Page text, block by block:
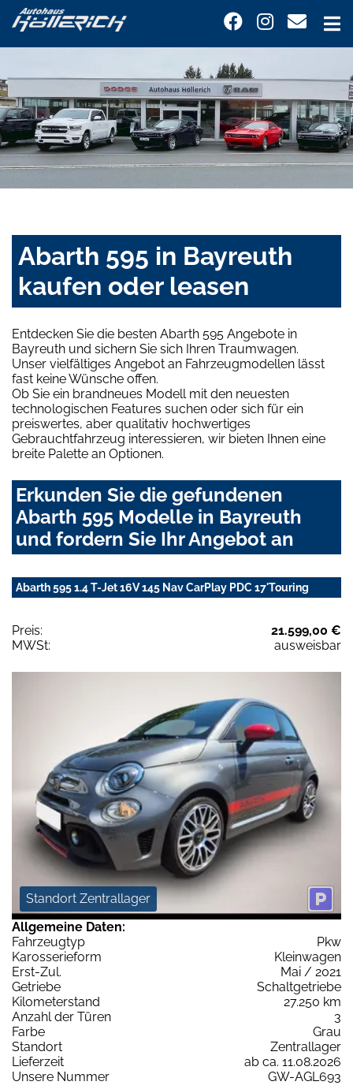
Abarth 595 in Bayreuth
kaufen oder leasen
Entdecken Sie die besten Abarth 595 Angebote in
Bayreuth und sichern Sie sich Ihren Traumwagen.
Unser vielfältiges Angebot an Fahrzeugmodellen lässt
fast keine Wünsche offen.
Ob Sie ein brandneues Modell mit den neuesten
technologischen Features suchen oder sich für ein
preiswertes, aber qualitativ hochwertiges
Gebrauchtfahrzeug interessieren, wir bieten Ihnen eine
breite Palette an Optionen.
Erkunden Sie die gefundenen
Abarth 595 Modelle in Bayreuth
und fordern Sie Ihr Angebot an
Abarth 595 1.4 T-Jet 16V 145 Nav CarPlay PDC 17'Touring
Preis:
21.599,00 €
MWSt:
ausweisbar
Standort Zentrallager
Allgemeine Daten:
Fahrzeugtyp
Pkw
Karosserieform
Kleinwagen
Erst-Zul.
Mai / 2021
Getriebe
Schaltgetriebe
Kilometerstand
27.250 km
Anzahl der Türen
3
Farbe
Grau
Standort
Zentrallager
Lieferzeit
ab ca. 11.08.2026
Unsere Nummer
GW-AGL693